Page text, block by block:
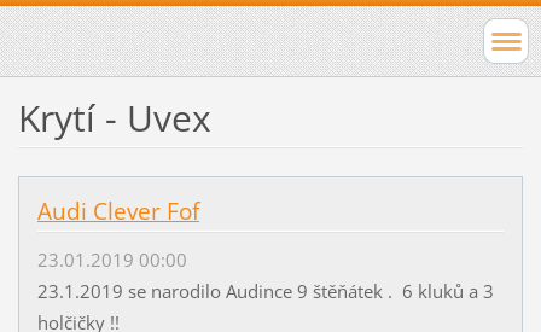
Krytí - Uvex
Audi Clever Fof
23.01.2019 00:00
23.1.2019 se narodilo Audince 9 štěňátek . 6 kluků a 3
holčičky !!